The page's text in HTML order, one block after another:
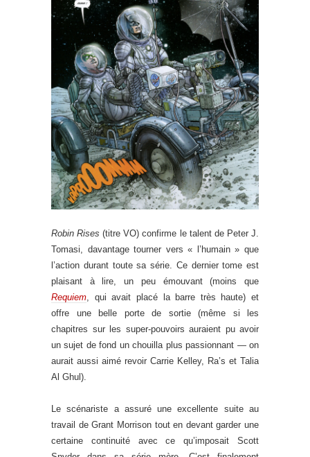
Robin Rises (titre VO) confirme le talent de Peter J.
Tomasi, davantage tourner vers « l’humain » que
l’action durant toute sa série. Ce dernier tome est
plaisant à lire, un peu émouvant (moins que
Requiem, qui avait placé la barre très haute) et
offre une belle porte de sortie (même si les
chapitres sur les super-pouvoirs auraient pu avoir
un sujet de fond un chouilla plus passionnant — on
aurait aussi aimé revoir Carrie Kelley, Ra’s et Talia
Al Ghul).
Le scénariste a assuré une excellente suite au
travail de Grant Morrison tout en devant garder une
certaine continuité avec ce qu’imposait Scott